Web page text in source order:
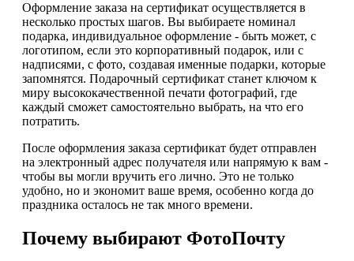
Оформление заказа на сертификат осуществляется в
несколько простых шагов. Вы выбираете номинал
подарка, индивидуальное оформление - быть может, с
логотипом, если это корпоративный подарок, или с
надписями, с фото, создавая именные подарки, которые
запомнятся. Подарочный сертификат станет ключом к
миру высококачественной печати фотографий, где
каждый сможет самостоятельно выбрать, на что его
потратить.
После оформления заказа сертификат будет отправлен
на электронный адрес получателя или напрямую к вам -
чтобы вы могли вручить его лично. Это не только
удобно, но и экономит ваше время, особенно когда до
праздника осталось не так много времени.
Почему выбирают ФотоПочту